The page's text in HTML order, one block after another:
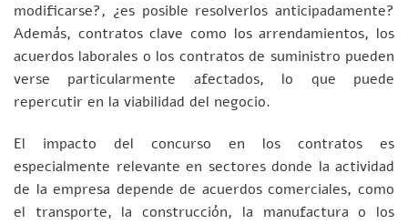
modificarse?, ¿es posible resolverlos anticipadamente?
Además, contratos clave como los arrendamientos, los
acuerdos laborales o los contratos de suministro pueden
verse particularmente afectados, lo que puede
repercutir en la viabilidad del negocio.
El impacto del concurso en los contratos es
especialmente relevante en sectores donde la actividad
de la empresa depende de acuerdos comerciales, como
el transporte, la construcción, la manufactura o los